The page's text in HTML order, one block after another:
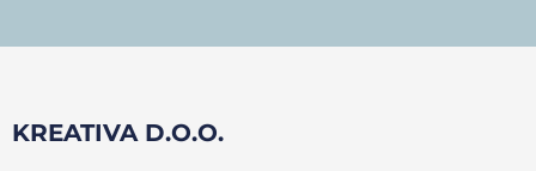
KREATIVA D.O.O.